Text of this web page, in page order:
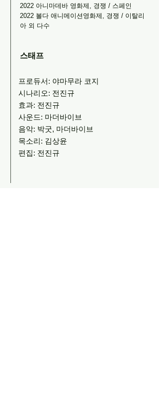
2022 아니마데바 영화제, 경쟁 / 스페인
2022 볼다 애니메이션영화제, 경쟁 / 이탈리
아 외 다수
스태프
프로듀서: 야마무라 코지
시나리오: 전진규
효과: 전진규
사운드: 마더바이브
음악: 박굿, 마더바이브
목소리: 김상윤
편집: 전진규